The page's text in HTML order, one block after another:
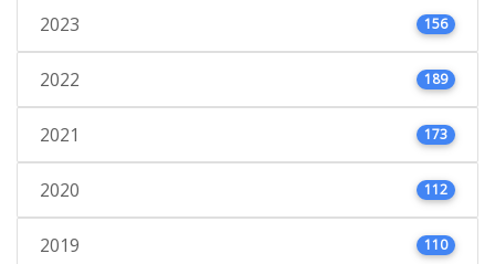
2023 156
2022 189
2021 173
2020 112
2019 110